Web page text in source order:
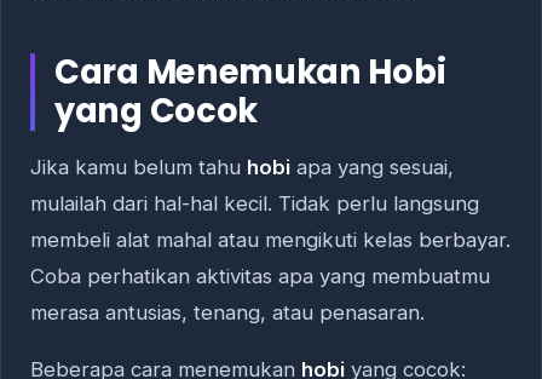
Cara Menemukan Hobi
yang Cocok
Jika kamu belum tahu hobi apa yang sesuai,
mulailah dari hal-hal kecil. Tidak perlu langsung
membeli alat mahal atau mengikuti kelas berbayar.
Coba perhatikan aktivitas apa yang membuatmu
merasa antusias, tenang, atau penasaran.
Beberapa cara menemukan hobi yang cocok: